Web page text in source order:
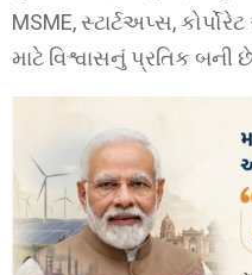
MSME, સ્ટાર્ટઅપ્સ,
માટે વિશ્વાસનું પ્રતિક બની